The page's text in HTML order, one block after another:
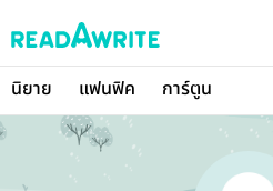
นิยาย แฟนฟิค การ์ตูน